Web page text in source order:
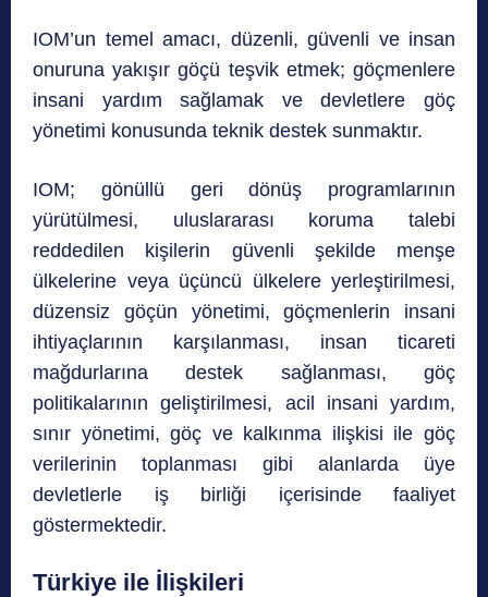
IOM’un temel amacı, düzenli, güvenli ve insan
onuruna yakışır göçü teşvik etmek; göçmenlere
insani yardım sağlamak ve devletlere göç
yönetimi konusunda teknik destek sunmaktır.
IOM; gönüllü geri dönüş programlarının
yürütülmesi, uluslararası koruma talebi
reddedilen kişilerin güvenli şekilde menşe
ülkelerine veya üçüncü ülkelere yerleştirilmesi,
düzensiz göçün yönetimi, göçmenlerin insani
ihtiyaçlarının karşılanması, insan ticareti
mağdurlarına destek sağlanması, göç
politikalarının geliştirilmesi, acil insani yardım,
sınır yönetimi, göç ve kalkınma ilişkisi ile göç
verilerinin toplanması gibi alanlarda üye
devletlerle iş birliği içerisinde faaliyet
göstermektedir.
Türkiye ile İlişkileri